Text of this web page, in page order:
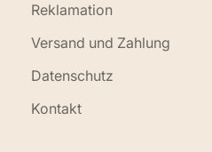
Reklamation
Versand und Zahlung
Datenschutz
Kontakt